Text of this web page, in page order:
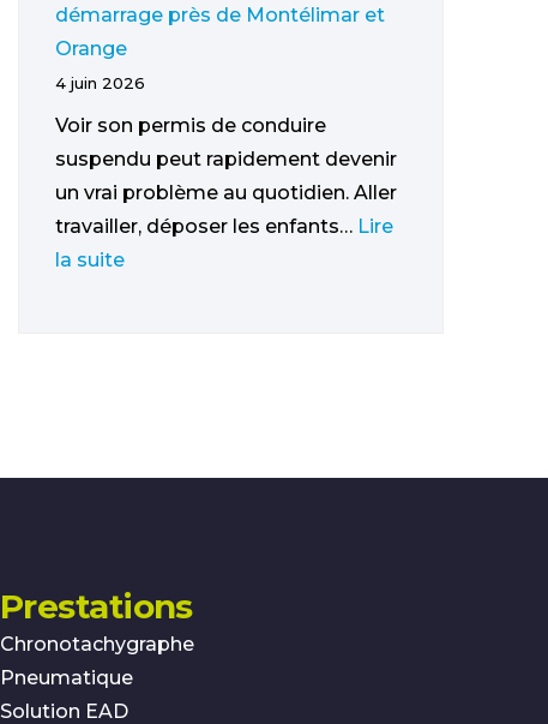
démarrage près de Montélimar et
Orange
4 juin 2026
Voir son permis de conduire
suspendu peut rapidement devenir
un vrai problème au quotidien. Aller
travailler, déposer les enfants… Lire
la suite
Prestations
Chronotachygraphe
Pneumatique
Solution EAD